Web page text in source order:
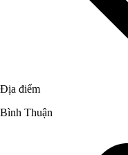
Địa điểm
Bình Thuận